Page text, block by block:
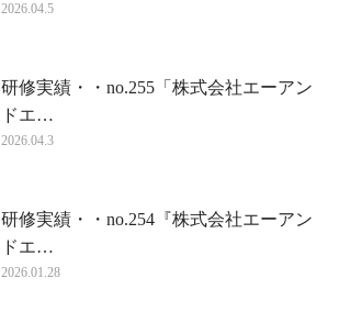
2026.04.5
研修実績・・no.255「株式会社エーアン
ドエ…
2026.04.3
研修実績・・no.254『株式会社エーアン
ドエ…
2026.01.28